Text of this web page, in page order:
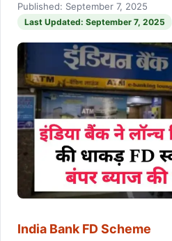
Published: September 7, 2025
Last Updated: September 7, 2025
India Bank FD Scheme